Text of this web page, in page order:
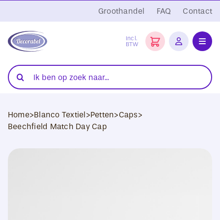
naar
inhoud
Groothandel FAQ Contact
Incl.
BTW
Folies
Transferpersen
Zoeken
naar:
Home>Blanco Textiel>Petten>Caps>
Beechfield Match Day Cap